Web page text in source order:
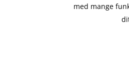
med mange